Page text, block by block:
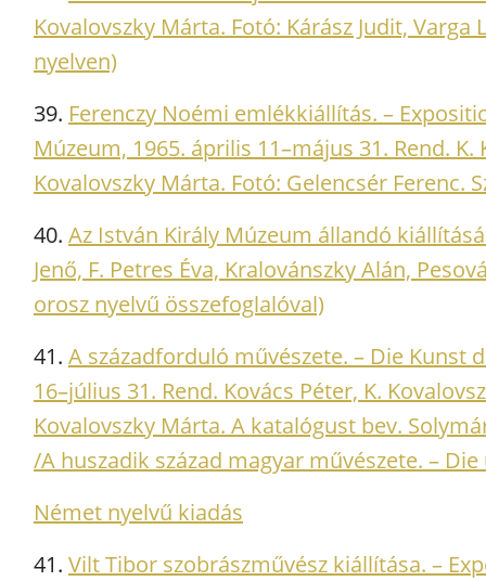
Kovalovszky Márta. Fotó: Kárász Judit,
nyelven)
39. Ferenczy Noémi emlékkiállítás. –
Múzeum, 1965. április 11–május 31. Rend.
Kovalovszky Márta. Fotó: Gelencsér Ferenc.
40. Az István Király Múzeum állandó
Jenő, F. Petres Éva, Kralovánszky Alán,
orosz nyelvű összefoglalóval)
41. A századforduló művészete. – Die Kunst
16–július 31. Rend. Kovács Péter, K.
Kovalovszky Márta. A katalógust bev.
/A huszadik század magyar művészete. –
Német nyelvű kiadás
41. Vilt Tibor szobrászművész kiállítása. –